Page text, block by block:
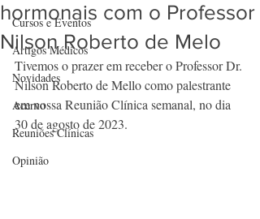
Cursos e Eventos
Artigos Médicos
Novidades
Acervo
Reuniões Clínicas
Opinião
hormonais com o Professor
Nilson Roberto de Melo
Tivemos o prazer em receber o Professor Dr.
Nilson Roberto de Mello como palestrante
em nossa Reunião Clínica semanal, no dia
30 de agosto de 2023.